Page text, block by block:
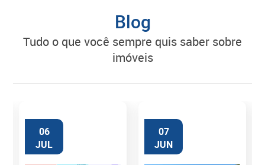
Blog
tudo o que você sempre quis saber sobre
imóveis
06
JUL
07
JUN